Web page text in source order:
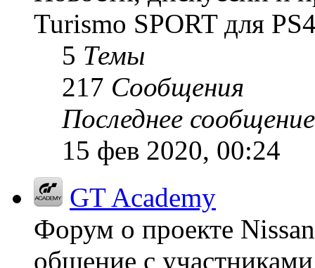
Turismo SPORT для
5 Темы
217 Сообщения
Последнее сообщение
15 фев 2020, 00:24
GT Academy
Форум о проекте
общение с